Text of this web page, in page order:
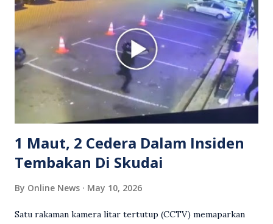
berkenaan kini tular di media sosial dan mendapat pelbagai
reaksi orang ramai. Antara komen orang awam yang tular di
media sosial mengenai insiden tersebut ialah ramai yang
meluahkan rasa marah terhadap tindakan lelaki berkenaan
serta memuji pemandu Grab kerana campur tangan.
Sebahagian netizen turut meminta pihak berkuasa
mengambil tindakan tegas, manakala ada yang bersimpati
terhadap wanita dipercayai menjadi mangs...
1 Maut, 2 Cedera Dalam Insiden
Tembakan Di Skudai
By Online News May 10, 2026
Satu rakaman kamera litar tertutup (CCTV) memaparkan